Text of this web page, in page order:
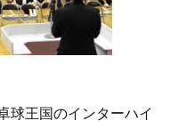
球王国のインターハイ